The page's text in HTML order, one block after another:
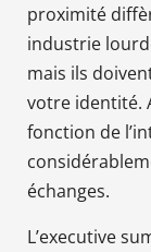
proximité
industrie
mais ils
votre identité.
fonction de
échanges.
L’executive